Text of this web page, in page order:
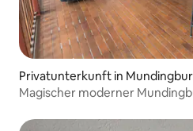
Privatunterkunft in
Magischer moderner